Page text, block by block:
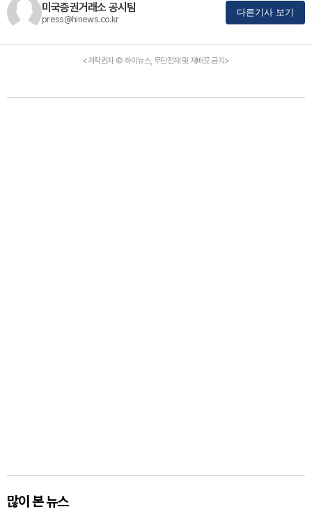
미국증권거래소 공시팀
press@hinews.co.kr
다른기사 보기
<저작권자 © 하이뉴스, 무단전재 및 재배포 금지>
많이 본 뉴스